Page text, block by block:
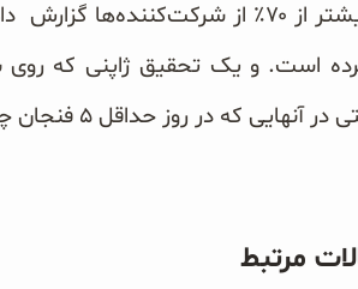
شد که بیشتر از ۷۰٪ از
در روز حداقل ۵ فنجان چای سبز می‌نوشند، تا ۲۰٪ پایین‌تر بوده است.
مرتبط